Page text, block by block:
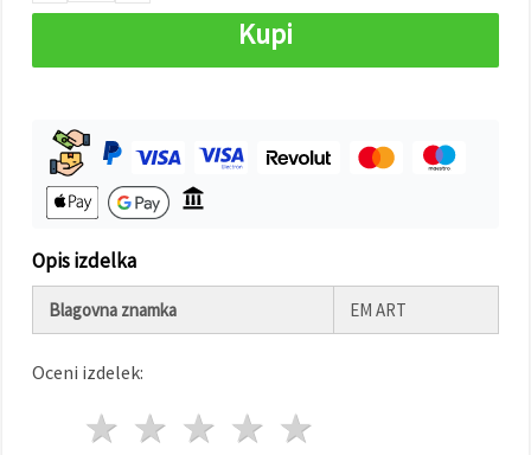
Kupi
Opis izdelka
Blagovna znamka EM ART
Oceni izdelek:
4 zvezde
3 zvezde
2 zvezde
1 zvezda